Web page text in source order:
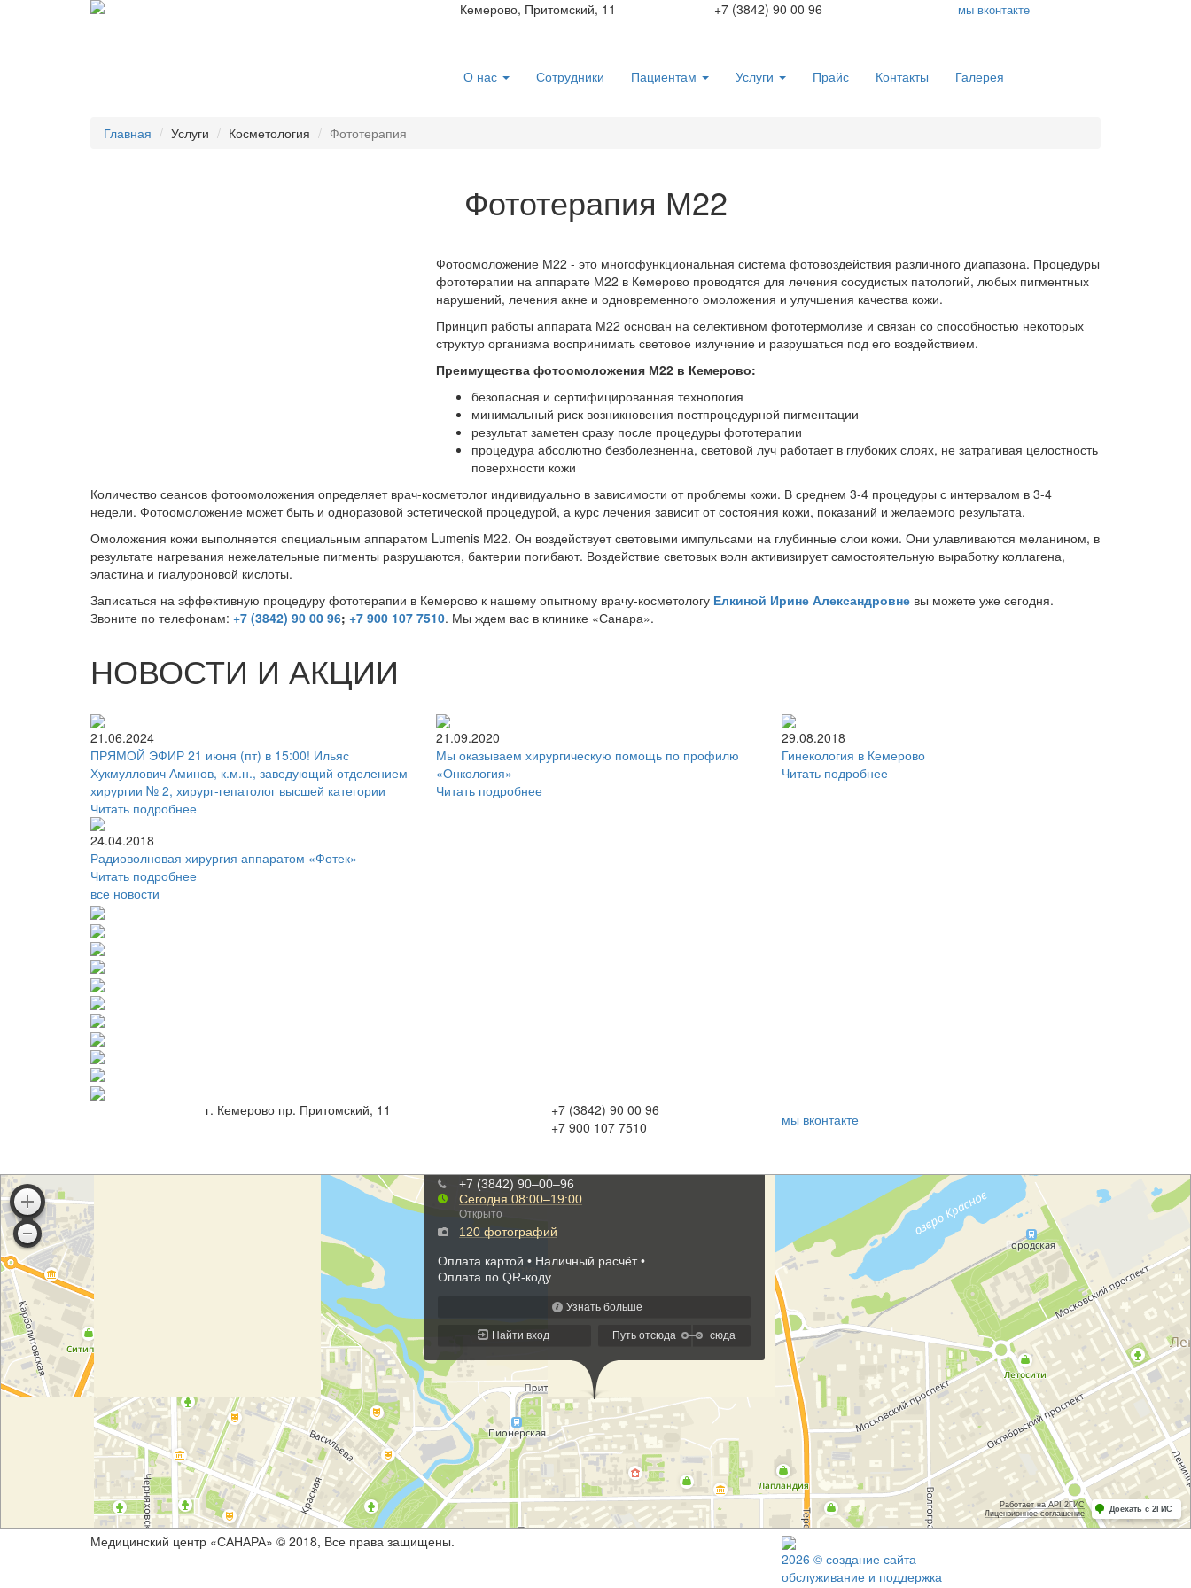
Кемерово, Притомский, 11 +7 (3842) 90 00 96 мы вконтакте
О нас Сотрудники Пациентам Услуги Прайс Контакты Галерея
Главная Услуги Косметология Фототерапия
Фототерапия М22
Фотоомоложение М22 - это многофункциональная система фотовоздействия различного диапазона. Процедуры
фототерапии на аппарате М22 в Кемерово проводятся для лечения сосудистых патологий, любых пигментных
нарушений, лечения акне и одновременного омоложения и улучшения качества кожи.
Принцип работы аппарата М22 основан на селективном фототермолизе и связан со способностью некоторых
структур организма воспринимать световое излучение и разрушаться под его воздействием.
Преимущества фотоомоложения М22 в Кемерово:
безопасная и сертифицированная технология
минимальный риск возникновения постпроцедурной пигментации
результат заметен сразу после процедуры фототерапии
процедура абсолютно безболезненна, световой луч работает в глубоких слоях, не затрагивая целостность
поверхности кожи
Количество сеансов фотоомоложения определяет врач-косметолог индивидуально в зависимости от проблемы кожи. В среднем 3-4 процедуры с интервалом в 3-4
недели. Фотоомоложение может быть и одноразовой эстетической процедурой, а курс лечения зависит от состояния кожи, показаний и желаемого результата.
Омоложения кожи выполняется специальным аппаратом Lumenis М22. Он воздействует световыми импульсами на глубинные слои кожи. Они улавливаются меланином, в
результате нагревания нежелательные пигменты разрушаются, бактерии погибают. Воздействие световых волн активизирует самостоятельную выработку коллагена,
эластина и гиалуроновой кислоты.
Записаться на эффективную процедуру фототерапии в Кемерово к нашему опытному врачу-косметологу Елкиной Ирине Александровне вы можете уже сегодня.
Звоните по телефонам: +7 (3842) 90 00 96; +7 900 107 7510. Мы ждем вас в клинике «Санара».
НОВОСТИ И АКЦИИ
21.06.2024
ПРЯМОЙ ЭФИР 21 июня (пт) в 15:00! Ильяс
Хукмуллович Аминов, к.м.н., заведующий отделением
хирургии № 2, хирург-гепатолог высшей категории
Читать подробнее
21.09.2020
Мы оказываем хирургическую помощь по профилю
«Онкология»
Читать подробнее
29.08.2018
Гинекология в Кемерово
Читать подробнее
24.04.2018
Радиоволновая хирургия аппаратом «Фотек»
Читать подробнее
все новости
г. Кемерово пр. Притомский, 11
+7 (3842) 90 00 96
+7 900 107 7510
мы вконтакте
Медицинский центр «САНАРА» © 2018, Все права защищены.
2026 © создание сайта
обслуживание и поддержка